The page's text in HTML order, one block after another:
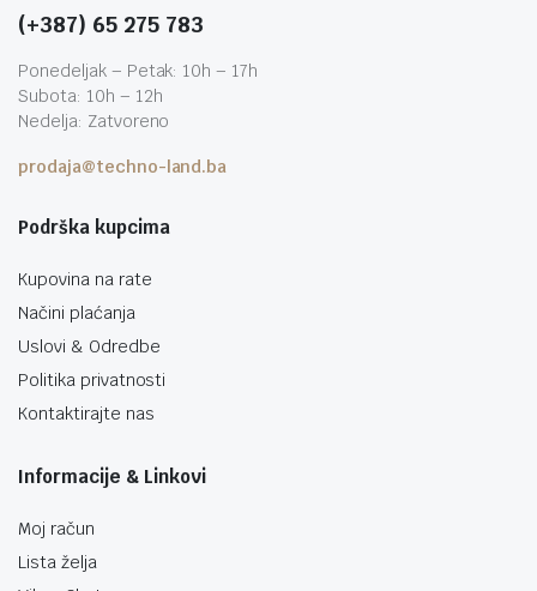
(+387) 65 275 783
Ponedeljak – Petak: 10h – 17h
Subota: 10h – 12h
Nedelja: Zatvoreno
prodaja@techno-land.ba
Podrška kupcima
Kupovina na rate
Načini plaćanja
Uslovi & Odredbe
Politika privatnosti
Kontaktirajte nas
Informacije & Linkovi
Moj račun
Lista želja